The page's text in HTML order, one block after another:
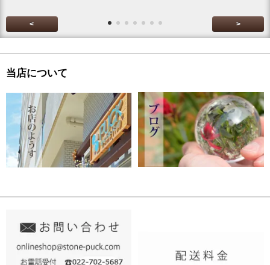
< >
当店について